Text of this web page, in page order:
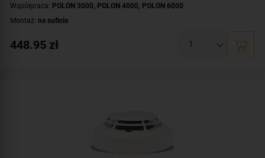
Współpraca: POLON 3000 POLON 4000 POLON 6000
Montaż: na suficie
448.95 zł